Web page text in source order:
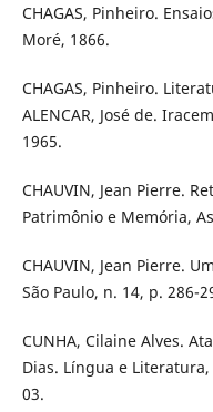
CHAGAS, Pinheiro.
Moré, 1866.
CHAGAS, Pinheiro.
ALENCAR, José de.
1965.
CHAUVIN, Jean Pierre.
Patrimônio e Memória,
CHAUVIN, Jean Pierre.
São Paulo, n. 14, p. 286-
CUNHA, Cilaine Alves.
Dias. Língua e Literatura,
03.